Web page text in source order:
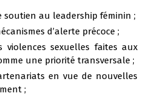
au leadership féminin ;
d’alerte précoce ;
sexuelles faites aux
une priorité transversale ;
en vue de nouvelles
;